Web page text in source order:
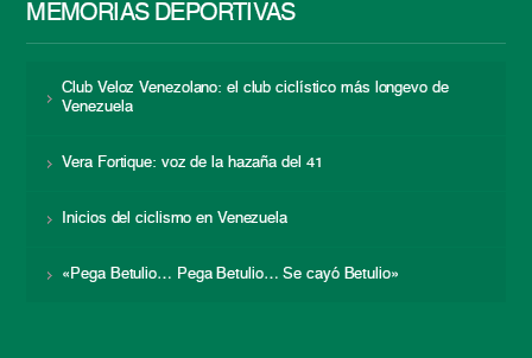
MEMORIAS DEPORTIVAS
Club Veloz Venezolano: el club ciclístico más longevo de
Venezuela
Vera Fortique: voz de la hazaña del 41
Inicios del ciclismo en Venezuela
«Pega Betulio… Pega Betulio… Se cayó Betulio»